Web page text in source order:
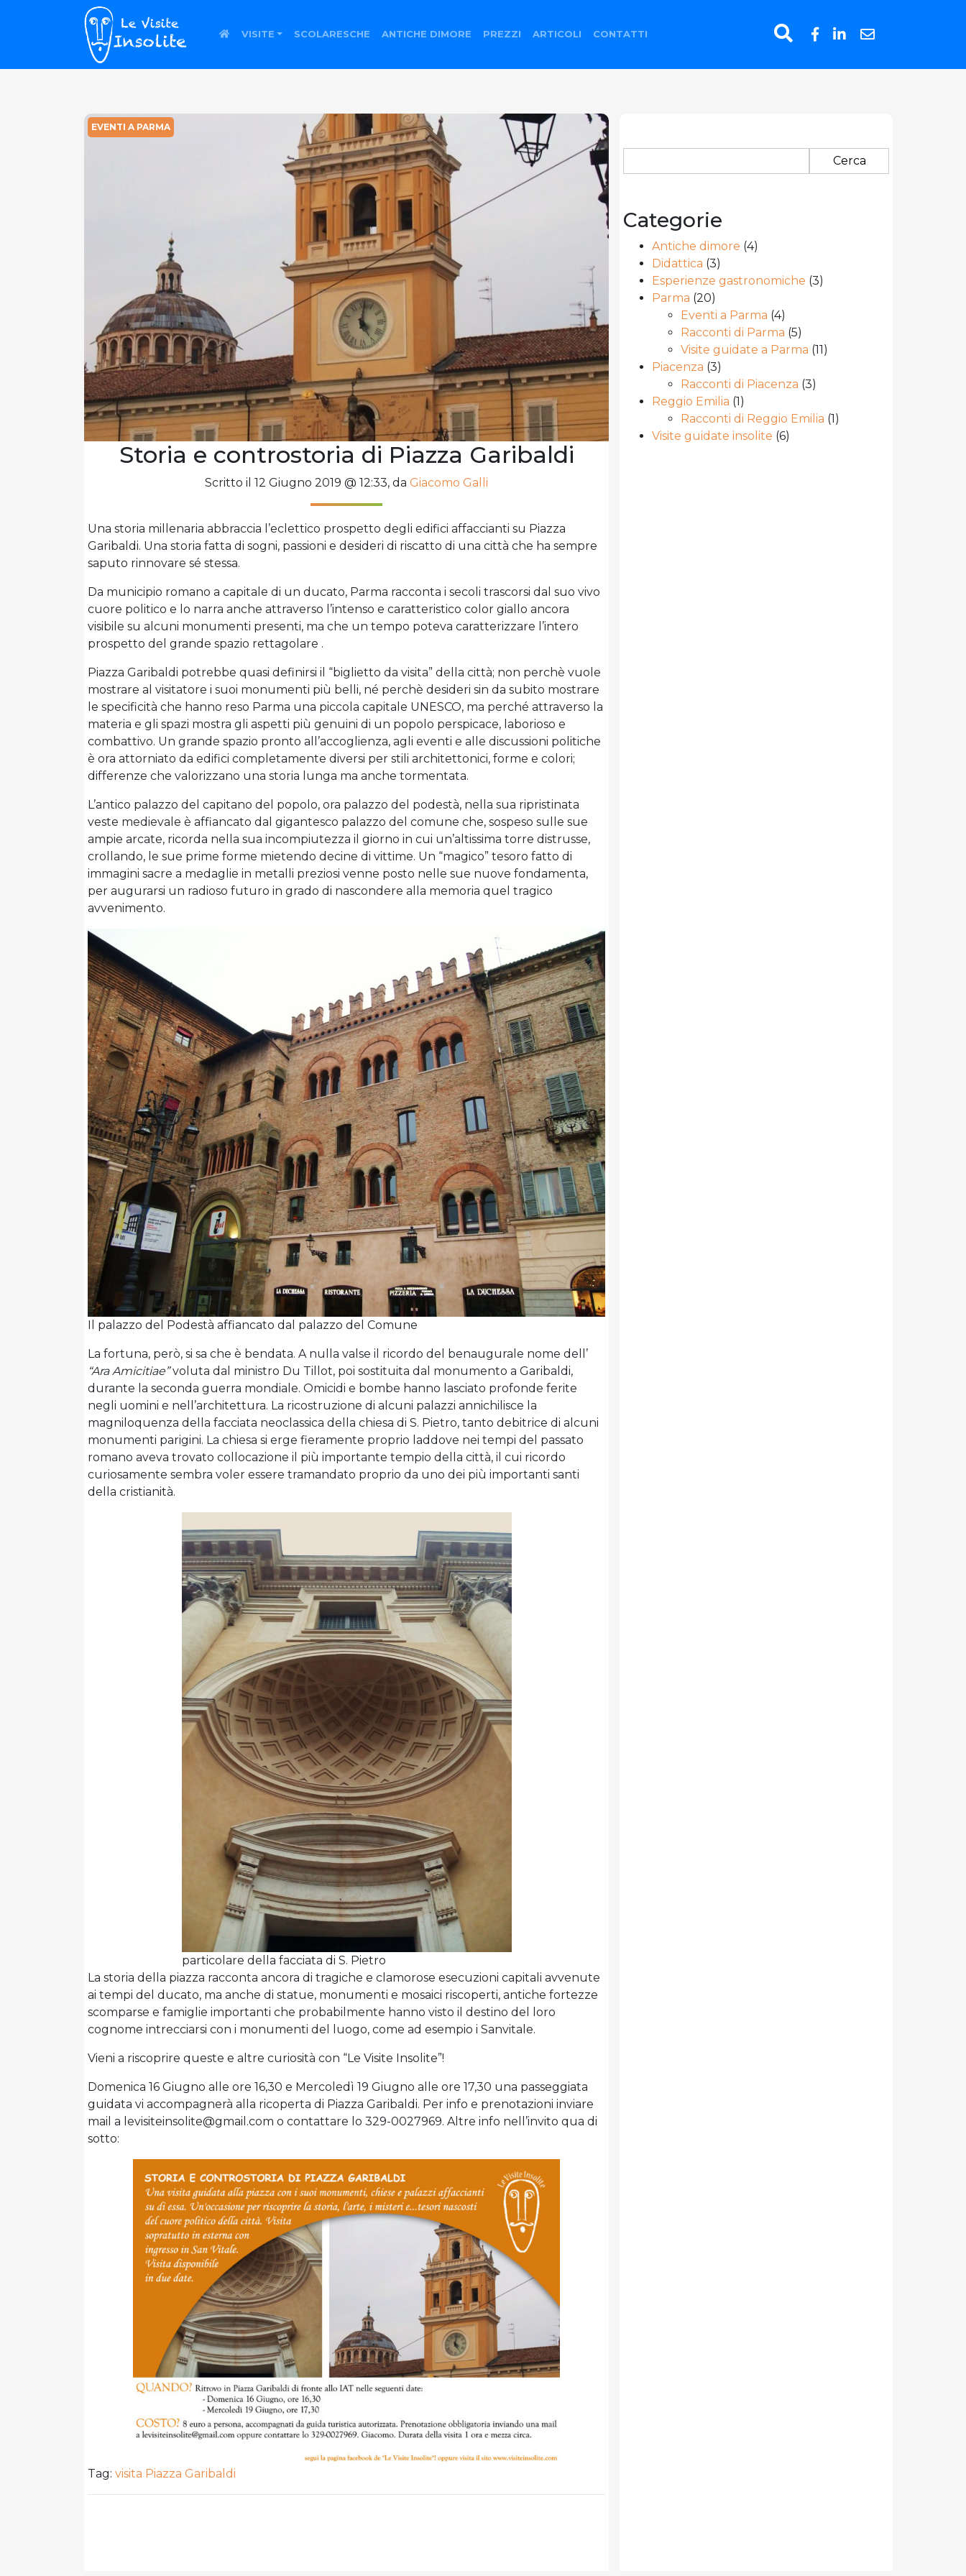
VISITE SCOLARESCHE ANTICHE DIMORE PREZZI ARTICOLI CONTATTI
EVENTI A PARMA
Storia e controstoria di Piazza Garibaldi
Scritto il 12 Giugno 2019 @ 12:33, da Giacomo Galli
Una storia millenaria abbraccia l’eclettico prospetto degli edifici affaccianti su Piazza
Garibaldi. Una storia fatta di sogni, passioni e desideri di riscatto di una città che ha sempre
saputo rinnovare sé stessa.
Da municipio romano a capitale di un ducato, Parma racconta i secoli trascorsi dal suo vivo
cuore politico e lo narra anche attraverso l’intenso e caratteristico color giallo ancora
visibile su alcuni monumenti presenti, ma che un tempo poteva caratterizzare l’intero
prospetto del grande spazio rettagolare .
Piazza Garibaldi potrebbe quasi definirsi il “biglietto da visita” della città; non perchè vuole
mostrare al visitatore i suoi monumenti più belli, né perchè desideri sin da subito mostrare
le specificità che hanno reso Parma una piccola capitale UNESCO, ma perché attraverso la
materia e gli spazi mostra gli aspetti più genuini di un popolo perspicace, laborioso e
combattivo. Un grande spazio pronto all’accoglienza, agli eventi e alle discussioni politiche
è ora attorniato da edifici completamente diversi per stili architettonici, forme e colori;
differenze che valorizzano una storia lunga ma anche tormentata.
L’antico palazzo del capitano del popolo, ora palazzo del podestà, nella sua ripristinata
veste medievale è affiancato dal gigantesco palazzo del comune che, sospeso sulle sue
ampie arcate, ricorda nella sua incompiutezza il giorno in cui un’altissima torre distrusse,
crollando, le sue prime forme mietendo decine di vittime. Un “magico” tesoro fatto di
immagini sacre a medaglie in metalli preziosi venne posto nelle sue nuove fondamenta,
per augurarsi un radioso futuro in grado di nascondere alla memoria quel tragico
avvenimento.
Il palazzo del Podestà affiancato dal palazzo del Comune
La fortuna, però, si sa che è bendata. A nulla valse il ricordo del benaugurale nome dell’
“Ara Amicitiae”voluta dal ministro Du Tillot, poi sostituita dal monumento a Garibaldi,
durante la seconda guerra mondiale. Omicidi e bombe hanno lasciato profonde ferite
negli uomini e nell’architettura. La ricostruzione di alcuni palazzi annichilisce la
magniloquenza della facciata neoclassica della chiesa di S. Pietro, tanto debitrice di alcuni
monumenti parigini. La chiesa si erge fieramente proprio laddove nei tempi del passato
romano aveva trovato collocazione il più importante tempio della città, il cui ricordo
curiosamente sembra voler essere tramandato proprio da uno dei più importanti santi
della cristianità.
particolare della facciata di S. Pietro
La storia della piazza racconta ancora di tragiche e clamorose esecuzioni capitali avvenute
ai tempi del ducato, ma anche di statue, monumenti e mosaici riscoperti, antiche fortezze
scomparse e famiglie importanti che probabilmente hanno visto il destino del loro
cognome intrecciarsi con i monumenti del luogo, come ad esempio i Sanvitale.
Vieni a riscoprire queste e altre curiosità con “Le Visite Insolite”!
Domenica 16 Giugno alle ore 16,30 e Mercoledì 19 Giugno alle ore 17,30 una passeggiata
guidata vi accompagnerà alla ricoperta di Piazza Garibaldi. Per info e prenotazioni inviare
mail a levisiteinsolite@gmail.com o contattare lo 329-0027969. Altre info nell’invito qua di
sotto:
Tag: visita Piazza Garibaldi
per:
Categorie
Antiche dimore (4)
Didattica (3)
Esperienze gastronomiche (3)
Parma (20)
Eventi a Parma (4)
Racconti di Parma (5)
Visite guidate a Parma (11)
Piacenza (3)
Racconti di Piacenza (3)
Reggio Emilia (1)
Racconti di Reggio Emilia (1)
Visite guidate insolite (6)